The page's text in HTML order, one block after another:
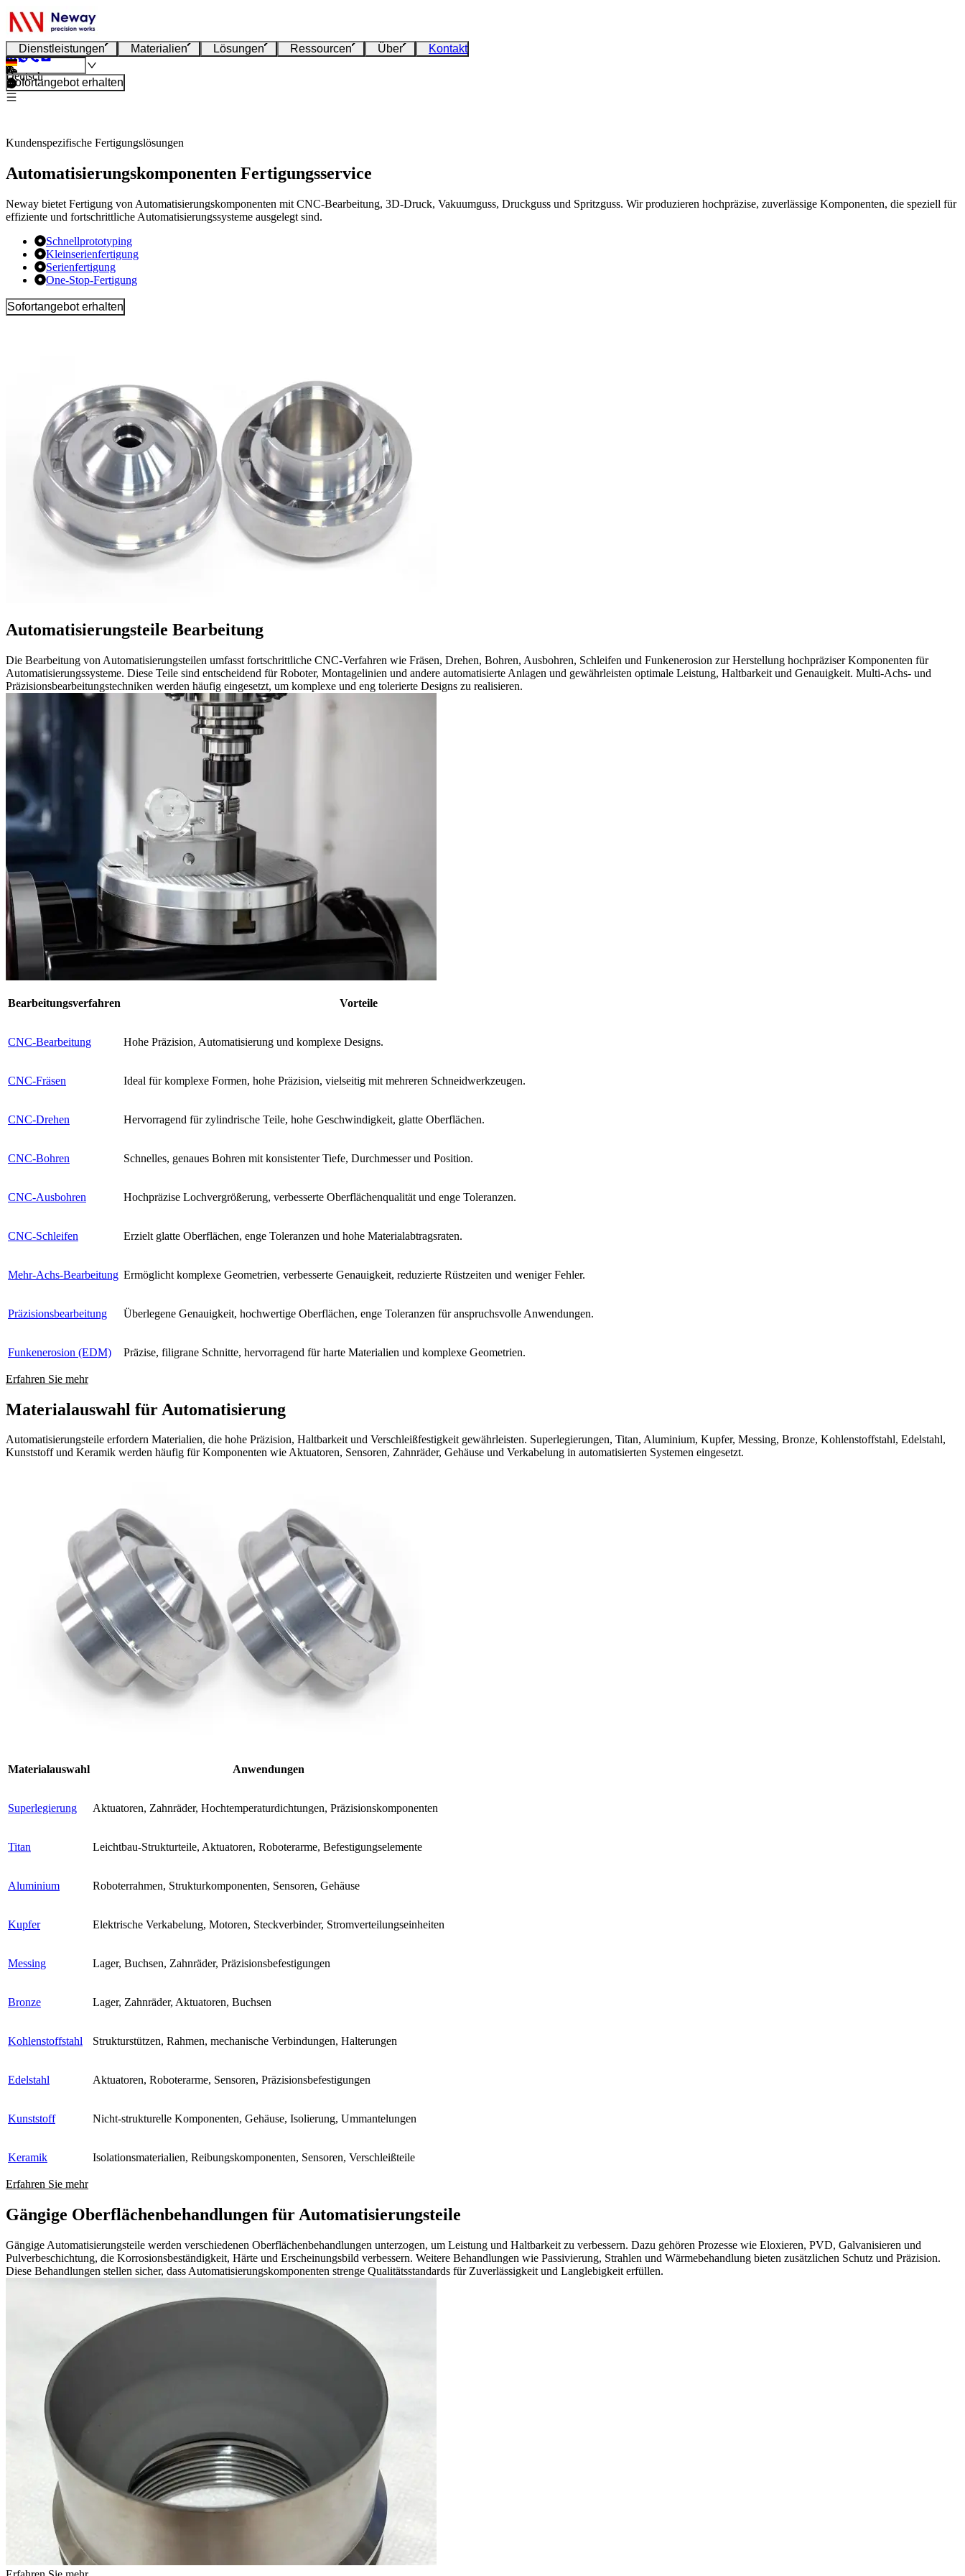
Dienstleistungen Materialien Lösungen Ressourcen Über Kontakt
Deutsch
Sofortangebot erhalten
Kundenspezifische Fertigungslösungen
Automatisierungskomponenten Fertigungsservice
Neway bietet Fertigung von Automatisierungskomponenten mit CNC-Bearbeitung, 3D-Druck, Vakuumguss, Druckguss und Spritzguss. Wir produzieren hochpräzise, zuverlässige Komponenten, die speziell für
effiziente und fortschrittliche Automatisierungssysteme ausgelegt sind.
Schnellprototyping
Kleinserienfertigung
Serienfertigung
One-Stop-Fertigung
Sofortangebot erhalten
Automatisierungsteile Bearbeitung
Die Bearbeitung von Automatisierungsteilen umfasst fortschrittliche CNC-Verfahren wie Fräsen, Drehen, Bohren, Ausbohren, Schleifen und Funkenerosion zur Herstellung hochpräziser Komponenten für
Automatisierungssysteme. Diese Teile sind entscheidend für Roboter, Montagelinien und andere automatisierte Anlagen und gewährleisten optimale Leistung, Haltbarkeit und Genauigkeit. Multi-Achs- und
Präzisionsbearbeitungstechniken werden häufig eingesetzt, um komplexe und eng tolerierte Designs zu realisieren.
Bearbeitungsverfahren Vorteile
CNC-Bearbeitung Hohe Präzision, Automatisierung und komplexe Designs.
CNC-Fräsen Ideal für komplexe Formen, hohe Präzision, vielseitig mit mehreren Schneidwerkzeugen.
CNC-Drehen Hervorragend für zylindrische Teile, hohe Geschwindigkeit, glatte Oberflächen.
CNC-Bohren Schnelles, genaues Bohren mit konsistenter Tiefe, Durchmesser und Position.
CNC-Ausbohren Hochpräzise Lochvergrößerung, verbesserte Oberflächenqualität und enge Toleranzen.
CNC-Schleifen Erzielt glatte Oberflächen, enge Toleranzen und hohe Materialabtragsraten.
Mehr-Achs-Bearbeitung Ermöglicht komplexe Geometrien, verbesserte Genauigkeit, reduzierte Rüstzeiten und weniger Fehler.
Präzisionsbearbeitung Überlegene Genauigkeit, hochwertige Oberflächen, enge Toleranzen für anspruchsvolle Anwendungen.
Funkenerosion (EDM) Präzise, filigrane Schnitte, hervorragend für harte Materialien und komplexe Geometrien.
Erfahren Sie mehr
Materialauswahl für Automatisierung
Automatisierungsteile erfordern Materialien, die hohe Präzision, Haltbarkeit und Verschleißfestigkeit gewährleisten. Superlegierungen, Titan, Aluminium, Kupfer, Messing, Bronze, Kohlenstoffstahl, Edelstahl,
Kunststoff und Keramik werden häufig für Komponenten wie Aktuatoren, Sensoren, Zahnräder, Gehäuse und Verkabelung in automatisierten Systemen eingesetzt.
Materialauswahl Anwendungen
Superlegierung Aktuatoren, Zahnräder, Hochtemperaturdichtungen, Präzisionskomponenten
Titan Leichtbau-Strukturteile, Aktuatoren, Roboterarme, Befestigungselemente
Aluminium Roboterrahmen, Strukturkomponenten, Sensoren, Gehäuse
Kupfer Elektrische Verkabelung, Motoren, Steckverbinder, Stromverteilungseinheiten
Messing Lager, Buchsen, Zahnräder, Präzisionsbefestigungen
Bronze Lager, Zahnräder, Aktuatoren, Buchsen
Kohlenstoffstahl Strukturstützen, Rahmen, mechanische Verbindungen, Halterungen
Edelstahl Aktuatoren, Roboterarme, Sensoren, Präzisionsbefestigungen
Kunststoff Nicht-strukturelle Komponenten, Gehäuse, Isolierung, Ummantelungen
Keramik Isolationsmaterialien, Reibungskomponenten, Sensoren, Verschleißteile
Erfahren Sie mehr
Gängige Oberflächenbehandlungen für Automatisierungsteile
Gängige Automatisierungsteile werden verschiedenen Oberflächenbehandlungen unterzogen, um Leistung und Haltbarkeit zu verbessern. Dazu gehören Prozesse wie Eloxieren, PVD, Galvanisieren und
Pulverbeschichtung, die Korrosionsbeständigkeit, Härte und Erscheinungsbild verbessern. Weitere Behandlungen wie Passivierung, Strahlen und Wärmebehandlung bieten zusätzlichen Schutz und Präzision.
Diese Behandlungen stellen sicher, dass Automatisierungskomponenten strenge Qualitätsstandards für Zuverlässigkeit und Langlebigkeit erfüllen.